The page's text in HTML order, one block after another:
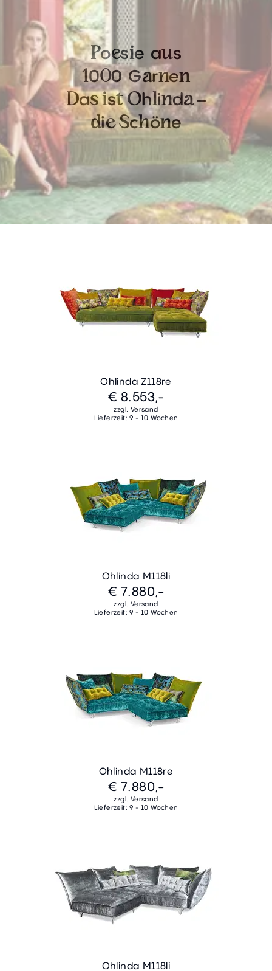
Poesie aus
1000 Garnen
Das ist Ohlinda –
die Schöne
Ohlinda Z118re
€ 8.553,-
zzgl. Versand
Lieferzeit: 9 - 10 Wochen
Ohlinda M118li
€ 7.880,-
zzgl. Versand
Lieferzeit: 9 - 10 Wochen
Ohlinda M118re
€ 7.880,-
zzgl. Versand
Lieferzeit: 9 - 10 Wochen
Ohlinda M118li